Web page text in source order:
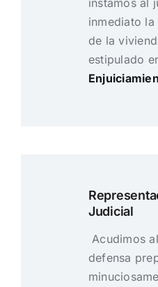
inmediato
de la
estipulado
Judicial
Acudimos
defensa